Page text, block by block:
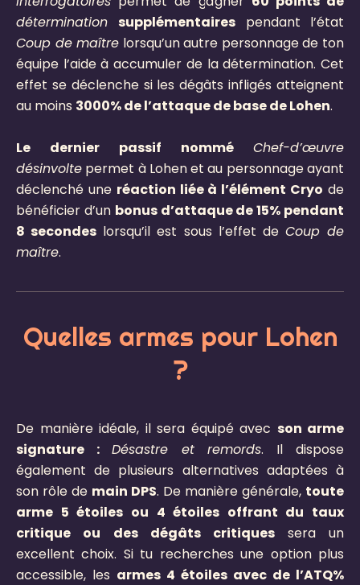
déterminationsupplémentaires pendant l’état
Coup de maître lorsqu’un autre personnage de ton
équipe l’aide à accumuler de la détermination. Cet
effet se déclenche si les dégâts infligés atteignent
au moins 3000% de l’attaque de base de Lohen.
Le dernier passif nommé Chef-d’œuvre
désinvolte permet à Lohen et au personnage ayant
déclenché une réaction liée à l’élément Cryo de
bénéficier d’un bonus d’attaque de 15% pendant
8 secondes lorsqu’il est sous l’effet de Coup de
maître.
Quelles armes pour Lohen
?
De manière idéale, il sera équipé avec son arme
signature : Désastre et remords. Il dispose
également de plusieurs alternatives adaptées à
son rôle de main DPS. De manière générale, toute
arme 5 étoiles ou 4 étoiles offrant du taux
critique ou des dégâts critiques sera un
excellent choix. Si tu recherches une option plus
accessible, les armes 4 étoiles avec de l’ATQ%